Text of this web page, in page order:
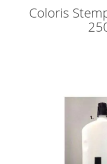
Coloris